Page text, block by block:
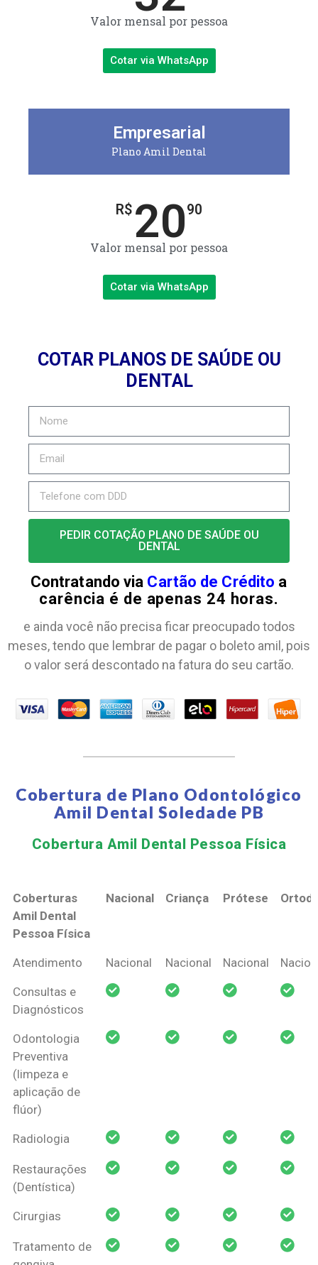
Valor mensal por pessoa
Cotar via WhatsApp
Empresarial
Plano Amil Dental
R$ 2090
Valor mensal por pessoa
Cotar via WhatsApp
COTAR PLANOS DE SAÚDE OU
DENTAL
PEDIR COTAÇÃO PLANO DE SAÚDE OU
DENTAL
Contratando via Cartão de Crédito a
carência é de apenas 24 horas.
e ainda você não precisa ficar preocupado todos
meses, tendo que lembrar de pagar o boleto amil, pois
o valor será descontado na fatura do seu cartão.
Cobertura de Plano Odontológico
Amil Dental Soledade PB
Cobertura Amil Dental Pessoa Física​
Coberturas
Amil Dental
Pessoa Física
Nacional Criança Prótese
Coberturas
Pessoa Física
Nacional Criança Prótese
Atendimento Nacional Nacional Nacional
Consultas e
Diagnósticos
Odontologia
Preventiva
(limpeza e
aplicação de
flúor)
Radiologia
Restaurações
(Dentística)
Cirurgias
Tratamento de